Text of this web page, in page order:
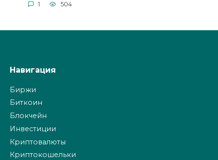
1 504
Навигация
Биржи
Биткоин
Блокчейн
Инвестиции
Криптовалюты
Криптокошельки